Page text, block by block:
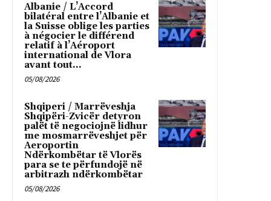
Albanie / L’Accord
bilatéral entre l’Albanie et
la Suisse oblige les parties
à négocier le différend
relatif à l’Aéroport
international de Vlora
avant tout...
05/08/2026
Shqiperi / Marrëveshja
Shqipëri-Zvicër detyron
palët të negociojnë lidhur
me mosmarrëveshjet për
Aeroportin
Ndërkombëtar të Vlorës
para se te përfundojë në
arbitrazh ndërkombëtar
05/08/2026